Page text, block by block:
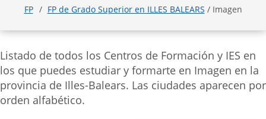
FP FP de Grado Superior en ILLES BALEARS / Imagen
Listado de todos los Centros de Formación y IES en
los que puedes estudiar y formarte en Imagen en la
provincia de Illes-Balears. Las ciudades aparecen por
orden alfabético.